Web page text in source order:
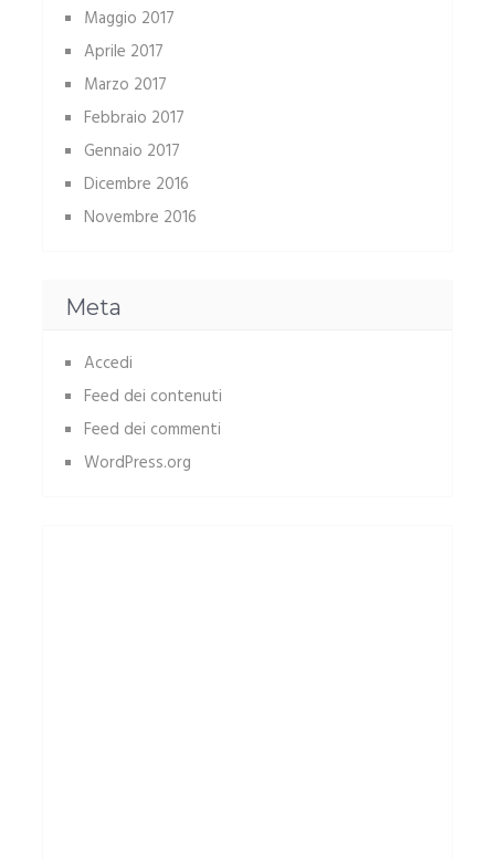
Maggio 2017
Aprile 2017
Marzo 2017
Febbraio 2017
Gennaio 2017
Dicembre 2016
Novembre 2016
Meta
Accedi
Feed dei contenuti
Feed dei commenti
WordPress.org